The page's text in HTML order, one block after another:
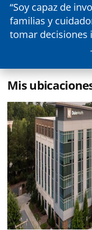
Soy capaz de
familias y
tomar decisiones
Mis